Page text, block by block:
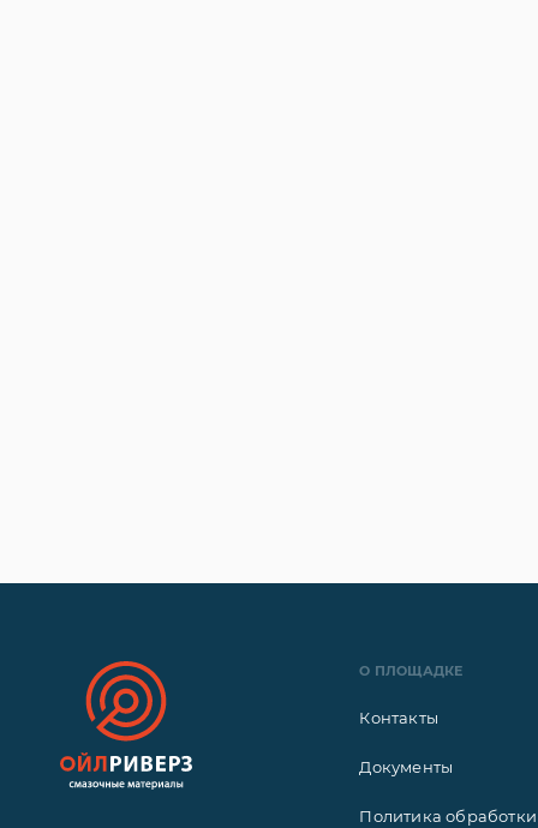
О ПЛОЩАДКЕ
Контакты
Документы
Политика обработки